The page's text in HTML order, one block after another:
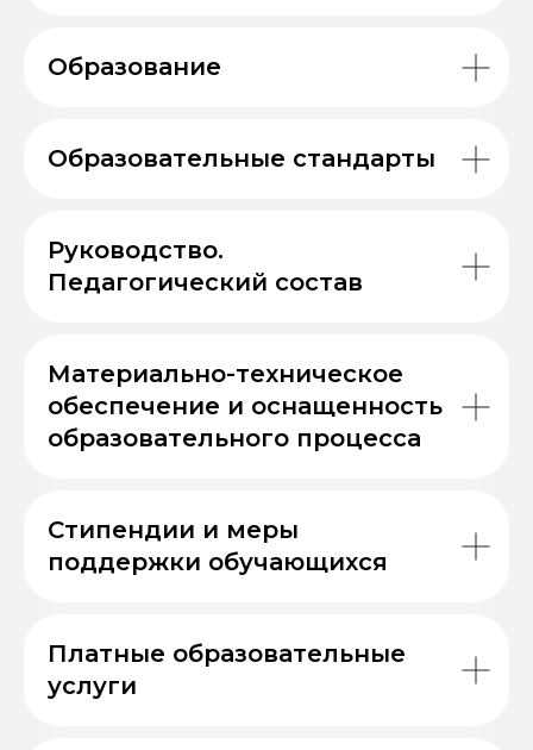
Образование
Образовательные стандарты
Руководство.
Педагогический состав
Материально-техническое
обеспечение и оснащенность
образовательного процесса
Стипендии и меры
поддержки обучающихся
Платные образовательные
услуги